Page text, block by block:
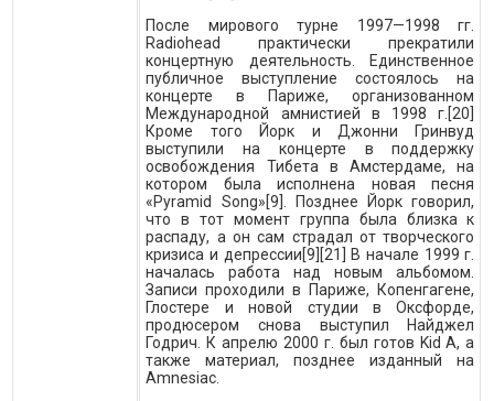
После мирового турне 1997—1998 гг.
Radiohead практически прекратили
концертную деятельность. Единственное
публичное выступление состоялось на
концерте в Париже, организованном
Международной амнистией в 1998 г.[20]
Кроме того Йорк и Джонни Гринвуд
выступили на концерте в поддержку
освобождения Тибета в Амстердаме, на
котором была исполнена новая песня
«Pyramid Song»[9]. Позднее Йорк говорил,
что в тот момент группа была близка к
распаду, а он сам страдал от творческого
кризиса и депрессии[9][21] В начале 1999 г.
началась работа над новым альбомом.
Записи проходили в Париже, Копенгагене,
Глостере и новой студии в Оксфорде,
продюсером снова выступил Найджел
Годрич. К апрелю 2000 г. был готов Kid A, а
также материал, позднее изданный на
Amnesiac.